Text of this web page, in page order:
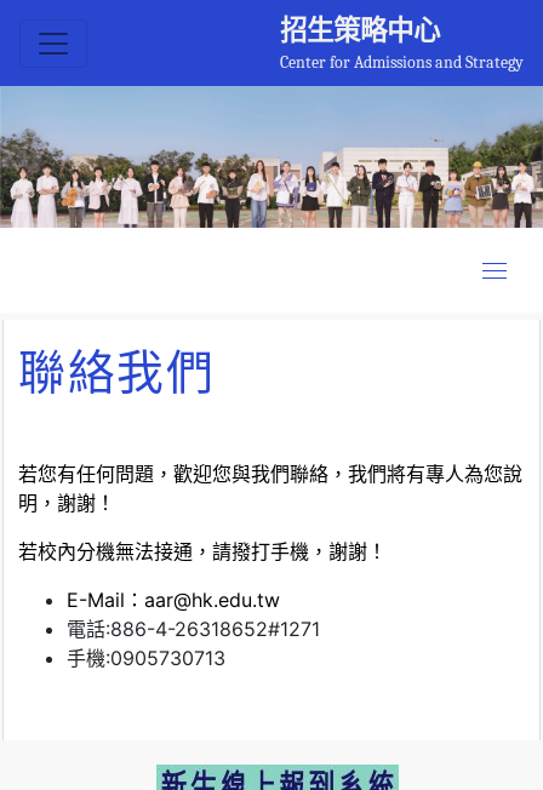
招生策略中心
Center for Admissions and Strategy
聯絡我們
若您有任何問題，歡迎您與我們聯絡，我們將有專人為您說
明，謝謝！
若校內分機無法接通，請撥打手機，謝謝！
E-Mail：aar@hk.edu.tw
電話:886-4-26318652#1271
手機:0905730713